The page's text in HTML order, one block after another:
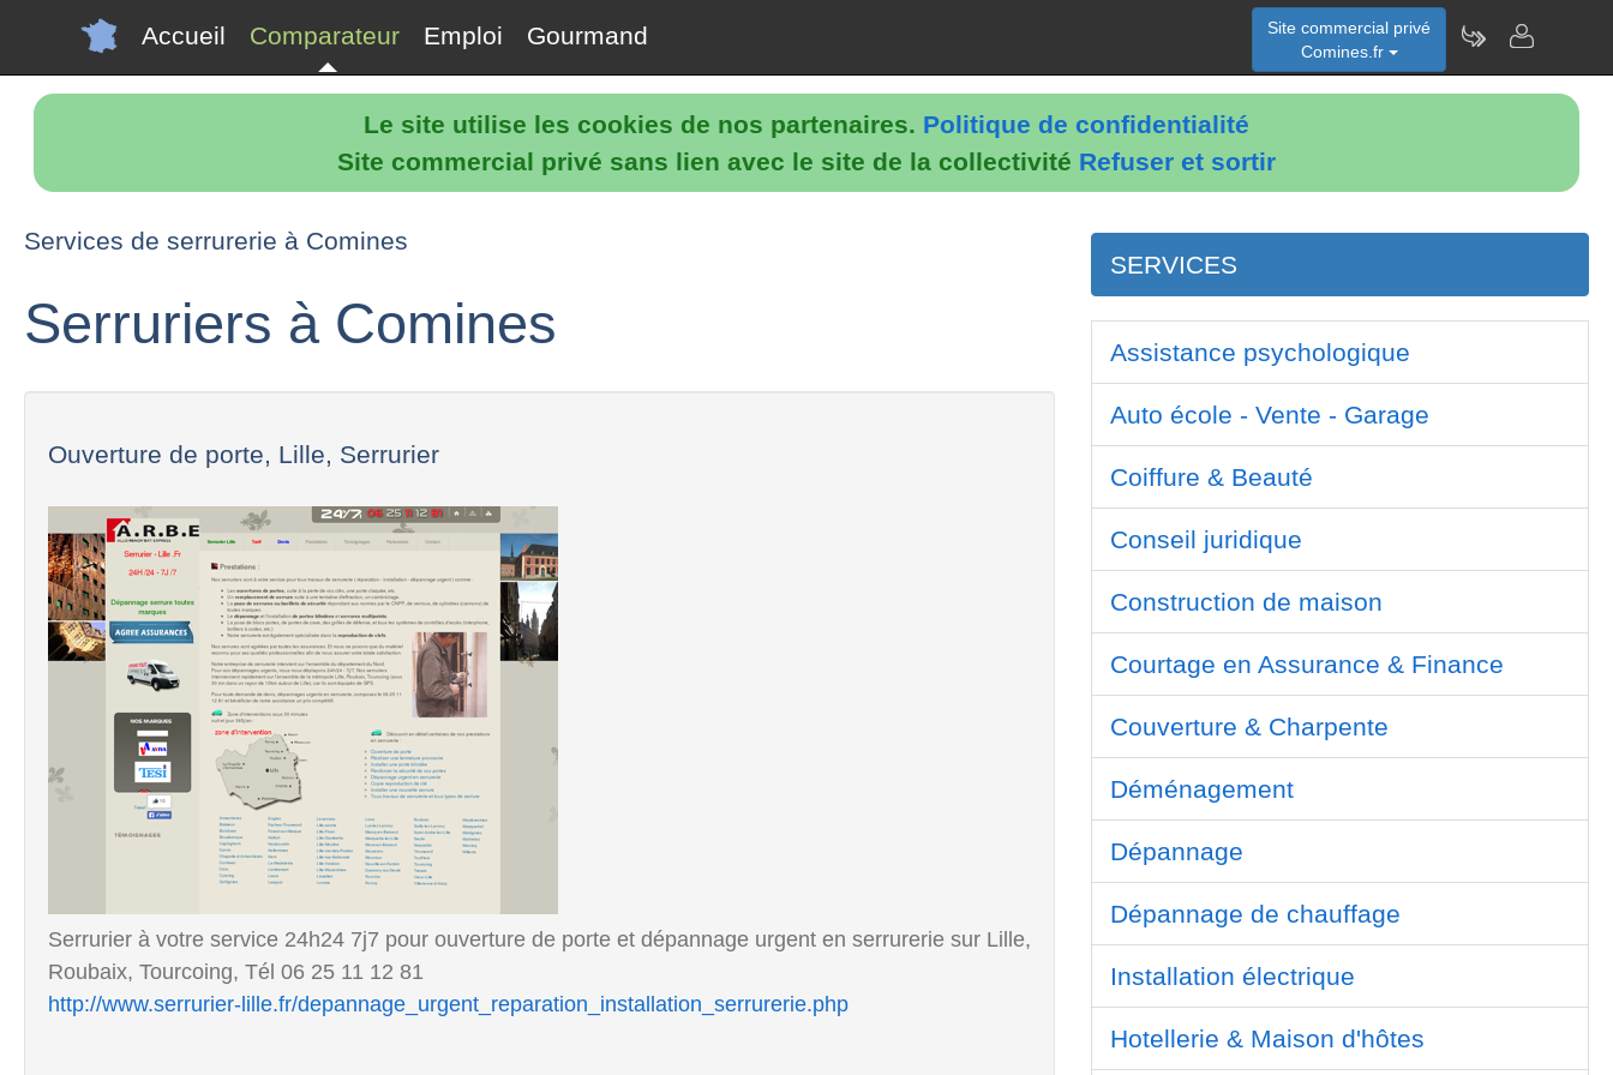
Le site utilise les cookies de nos partenaires. Politique de confidentialité
Site commercial privé sans lien avec le site de la collectivité Refuser et sortir
Accueil Comparateur Emploi Gourmand
Site commercial privé
Comines.fr
Services de serrurerie à Comines
Serruriers à Comines
Ouverture de porte, Lille, Serrurier
Serrurier à votre service 24h24 7j7 pour ouverture de porte et dépannage urgent en serrurerie sur Lille,
Roubaix, Tourcoing, Tél 06 25 11 12 81
http://www.serrurier-lille.fr/depannage_urgent_reparation_installation_serrurerie.php
SERVICES
Assistance psychologique
Auto école - Vente - Garage
Coiffure & Beauté
Conseil juridique
Construction de maison
Courtage en Assurance & Finance
Couverture & Charpente
Déménagement
Dépannage
Dépannage de chauffage
Installation électrique
Hotellerie & Maison d'hôtes